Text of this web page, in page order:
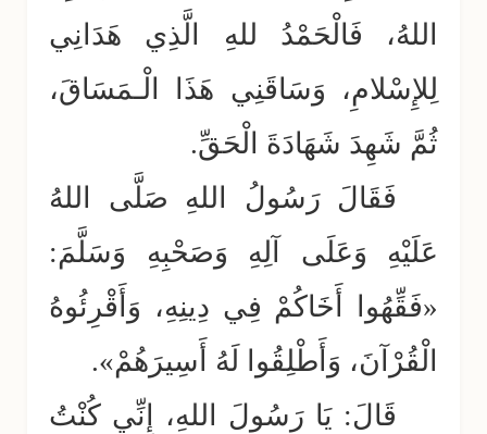
اللهُ، فَالْحَمْدُ للهِ الَّذِي هَدَانِي
لِلإِسْلامِ، وَسَاقَنِي هَذَا الْـمَسَاقَ،
ثُمَّ شَهِدَ شَهَادَةَ الْحَقِّ.
فَقَالَ رَسُولُ اللهِ صَلَّى اللهُ
عَلَيْهِ وَعَلَى آلِهِ وَصَحْبِهِ وَسَلَّمَ:
«فَقِّهُوا أَخَاكُمْ فِي دِينِهِ، وَأَقْرِئُوهُ
الْقُرْآنَ، وَأَطْلِقُوا لَهُ أَسِيرَهُمْ».
قَالَ: يَا رَسُولَ اللهِ، إِنِّي كُنْتُ